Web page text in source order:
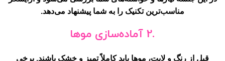
مناسب‌ترین تکنیک را به شما پیشنهاد می‌دهد.
.2 آماده‌سازی موها
قبل از رنگ و لایت، موها باید کاملاً تمیز و خشک باشند. برخی